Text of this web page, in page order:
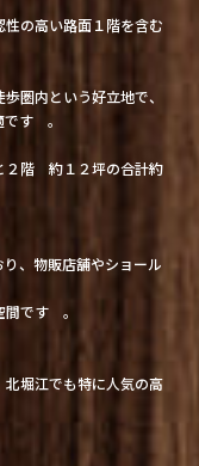
の高い路面１階を含む
圏内という好立地で、
です 。
階 約１２坪の合計約
、物販店舗やショール
間です 。
堀江でも特に人気の高